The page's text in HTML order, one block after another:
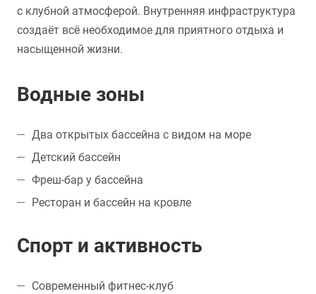
с клубной атмосферой. Внутренняя инфраструктура
создаёт всё необходимое для приятного отдыха и
насыщенной жизни.
Водные зоны
Два открытых бассейна с видом на море
Детский бассейн
Фреш-бар у бассейна
Ресторан и бассейн на кровле
Спорт и активность
Современный фитнес-клуб